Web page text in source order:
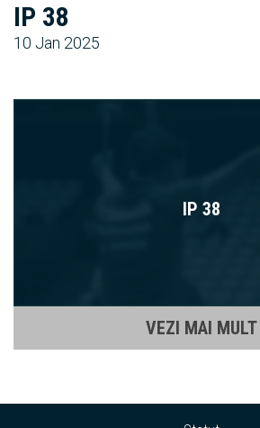
IP 38
10 Jan 2025
IP 38
VEZI MAI MULT